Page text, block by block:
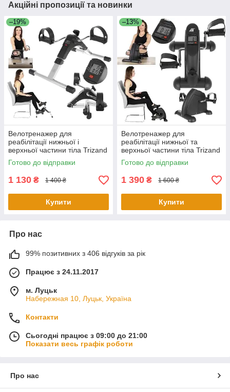
Акційні пропозиції та новинки
–19%
Велотренажер для
реабілітації нижньої і
верхньої частини тіла Trizand
(Malatec) 9642 Польща
Готово до відправки
1 130 ₴ 1 400 ₴
Купити
–13%
Велотренажер для
реабілітації нижньої та
верхньої частини тіла Trizand
9641
Готово до відправки
1 390 ₴ 1 600 ₴
Купити
Про нас
99% позитивних з 406 відгуків за рік
Працює з 24.11.2017
м. Луцьк
Набережная 10, Луцьк, Україна
Контакти
Сьогодні працює з 09:00 до 21:00
Показати весь графік роботи
Про нас